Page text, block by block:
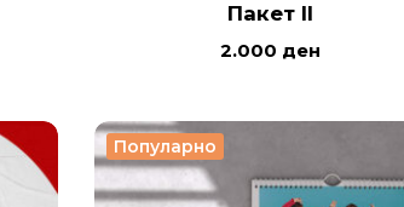
Пакет II
2.000 ден
Популарно